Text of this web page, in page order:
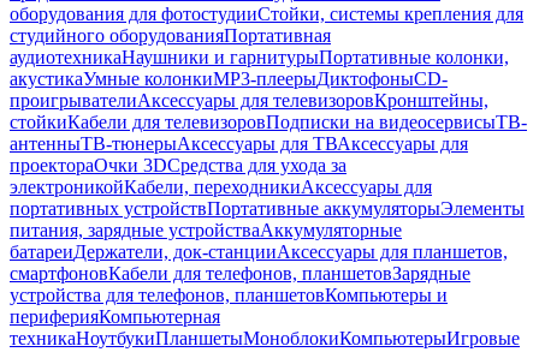
оборудования для фотостудииСтойки, системы крепления для
студийного оборудованияПортативная
аудиотехникаНаушники и гарнитурыПортативные колонки,
акустикаУмные колонкиMP3-плеерыДиктофоныCD-
проигрывателиАксессуары для телевизоровКронштейны,
стойкиКабели для телевизоровПодписки на видеосервисыТВ-
антенныТВ-тюнерыАксессуары для ТВАксессуары для
проектораОчки 3DСредства для ухода за
электроникойКабели, переходникиАксессуары для
портативных устройствПортативные аккумуляторыЭлементы
питания, зарядные устройстваАккумуляторные
батареиДержатели, док-станцииАксессуары для планшетов,
смартфоновКабели для телефонов, планшетовЗарядные
устройства для телефонов, планшетовКомпьютеры и
периферияКомпьютерная
техникаНоутбукиПланшетыМоноблокиКомпьютерыИгровые